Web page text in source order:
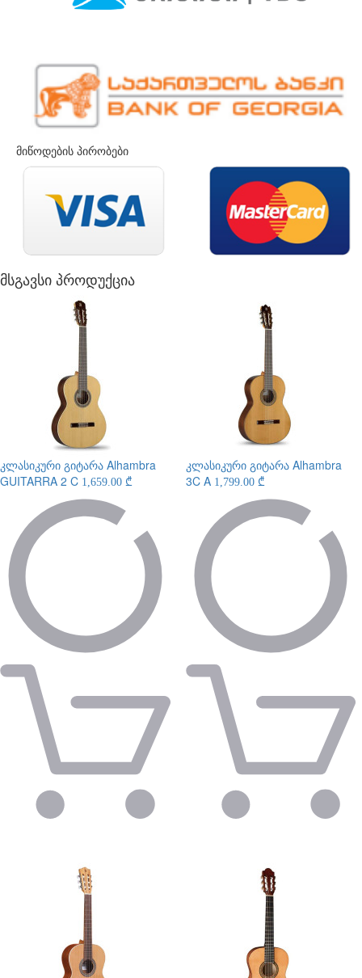
მიწოდების პირობები
მსგავსი პროდუქცია
კლასიკური გიტარა Alhambra
GUITARRA 2 C 1,659.00 ₾
კლასიკური გიტარა Alhambra
3C A 1,799.00 ₾